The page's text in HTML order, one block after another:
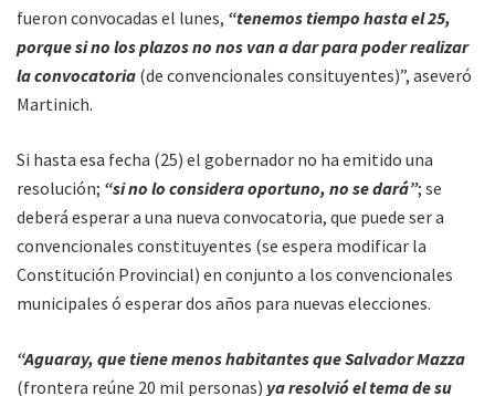
fueron convocadas el lunes, “tenemos tiempo hasta el 25,
porque si no los plazos no nos van a dar para poder realizar
la convocatoria (de convencionales consituyentes)”, aseveró
Martinich.
Si hasta esa fecha (25) el gobernador no ha emitido una
resolución; “si no lo considera oportuno, no se dará”; se
deberá esperar a una nueva convocatoria, que puede ser a
convencionales constituyentes (se espera modificar la
Constitución Provincial) en conjunto a los convencionales
municipales ó esperar dos años para nuevas elecciones.
“Aguaray, que tiene menos habitantes que Salvador Mazza
(frontera reúne 20 mil personas) ya resolvió el tema de su